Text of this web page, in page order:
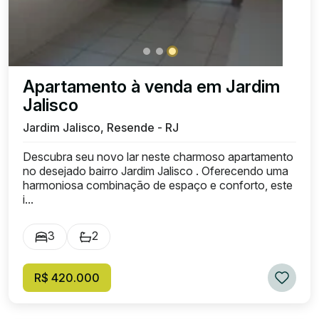
Apartamento à venda em Jardim
Jalisco
Jardim Jalisco, Resende - RJ
Descubra seu novo lar neste charmoso apartamento
no desejado bairro Jardim Jalisco . Oferecendo uma
harmoniosa combinação de espaço e conforto, este
i...
3 2
R$ 420.000